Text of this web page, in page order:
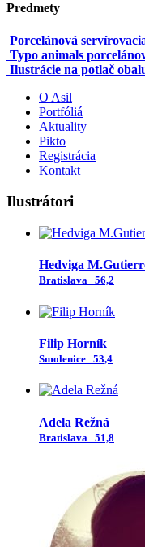
Predmety
Porcelánová
Typo animals
Ilustrácie na potlač
O Asil
Portfóliá
Aktuality
Pikto
Registrácia
Kontakt
Ilustrátori
Hedviga
Bratislava 56,2
Filip Horník
Smolenice 53,4
Adela Režná
Bratislava 51,8